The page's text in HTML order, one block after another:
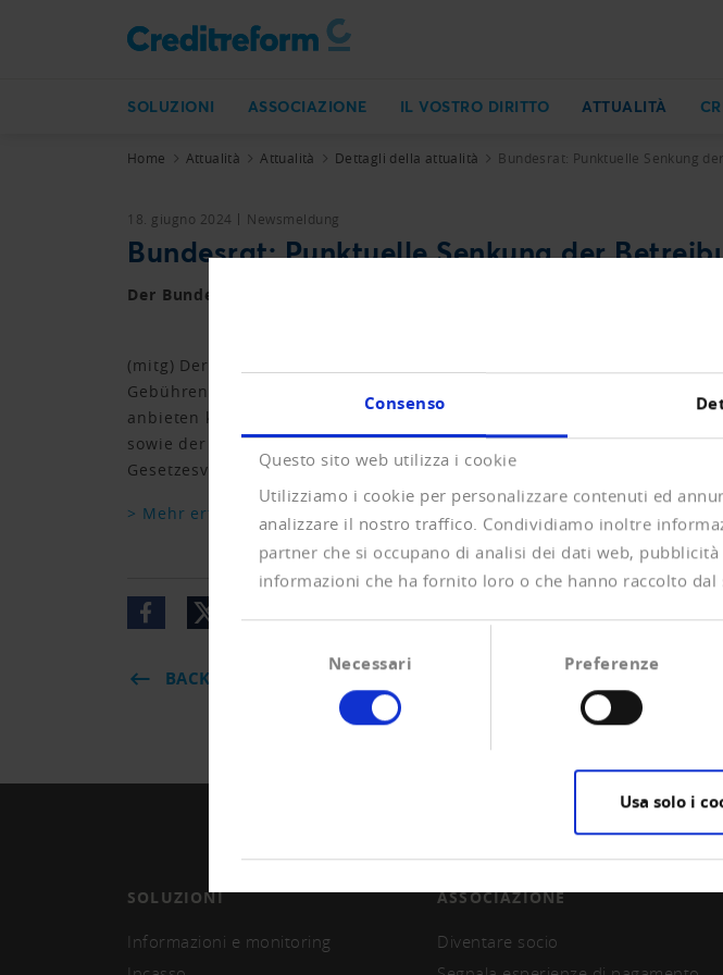
Consenso
Questo sito web utilizza i cookie
Utilizziamo i cookie per personalizzare contenuti ed
analizzare il nostro traffico. Condividiamo inoltre
partner che si occupano di analisi dei dati web,
informazioni che ha fornito loro o che hanno raccolto
Necessari Preferenze
Usa solo i
SOLUZIONI ASSOCIAZIONE IL VOSTRO DIRITTO ATTUALITÀ
Home Attualità Attualità Dettagli della attualità Bundesrat: Punktuelle Senkung
18. giugno 2024 Newsmeldung
Bundesrat: Punktuelle Senkung der
Der Bundesrat ist bereit, im Auftrag des Parlaments eine Revision der
(mitg) Der Bundesrat hält eine partielle Anpassung der
Gebührenanpassung soll sichergestellt werden, dass die
anbieten können. Im Detail könnten dabei die Gebühren für
sowie der Konkursämter steigen könnten. Nun ist das Parlament am
Gesetzesvorlage zu erteilen.
> Mehr erfahren
BACK
SOLUZIONI
Informazioni e monitoring
ASSOCIAZIONE
Diventare socio